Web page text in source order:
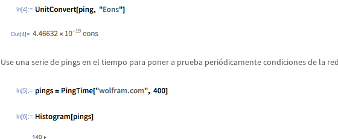
In[4]:=
Out[4]=
Use una serie de pings en el tiempo para poner a prueba periódicamente condiciones de la
In[5]:=
In[6]:=